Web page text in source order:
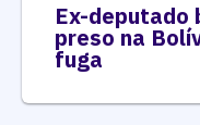
Ex-deputado
preso na
fuga